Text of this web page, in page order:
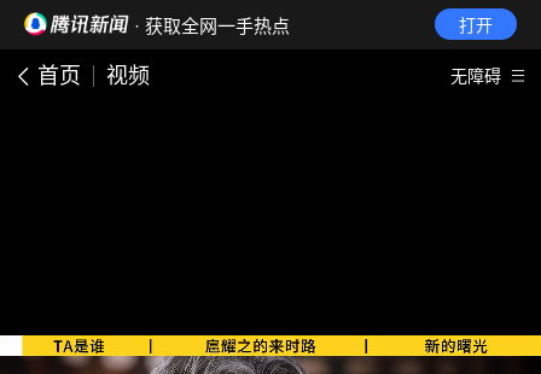
· 获取全网一手热点 打开
首页 视频 无障碍